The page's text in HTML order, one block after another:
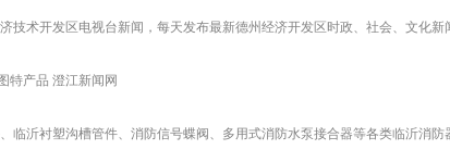
术开发区电视台新闻，每天发布最新德州经济开发区时政、社会、文化新
特产品 澄江新闻网
临沂衬塑沟槽管件、消防信号蝶阀、多用式消防水泵接合器等各类临沂消